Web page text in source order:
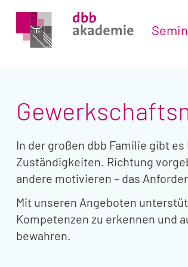
In der großen dbb Familie gibt
Zuständigkeiten. Richtung
andere motivieren – das
Mit unseren Angeboten
Kompetenzen zu erkennen und
bewahren.